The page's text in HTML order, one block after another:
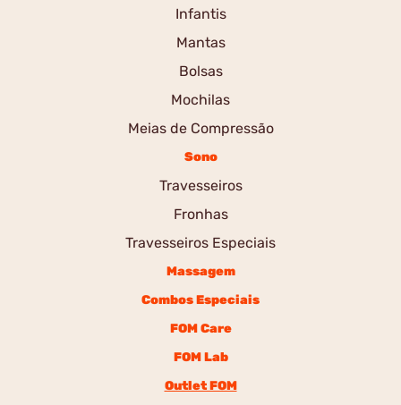
Infantis
Mantas
Bolsas
Mochilas
Meias de Compressão
Sono
Travesseiros
Fronhas
Travesseiros Especiais
Massagem
Combos Especiais
FOM Care
FOM Lab
Outlet FOM